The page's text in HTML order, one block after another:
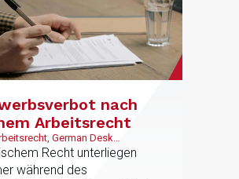
nach
Arbeitsrecht
German Desk
Recht unterliegen
während des